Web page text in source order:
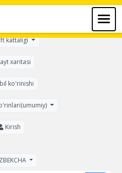
kattaligi
xaritasi
ko'rinishi
Kirish